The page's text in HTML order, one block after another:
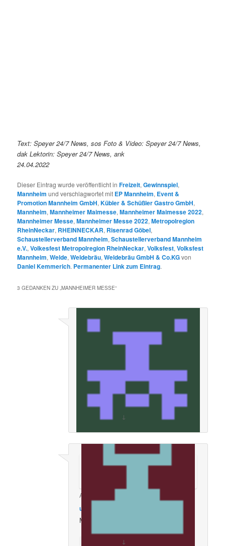
Text: Speyer 24/7 News, sos Foto & Video: Speyer 24/7 News,
dak Lektorin: Speyer 24/7 News, ank
24.04.2022
Dieser Eintrag wurde veröffentlicht inFreizeit,Gewinnspiel,
Mannheim und verschlagwortet mit EP Mannheim, Event &
Promotion Mannheim GmbH,Kübler & Schüßler Gastro GmbH,
Mannheim,Mannheimer Maimesse,Mannheimer Maimesse 2022,
Mannheimer Messe,Mannheimer Messe 2022,Metropolregion
RheinNeckar, RHEINNECKAR, Risenrad Göbel,
Schaustellerverband Mannheim,Schaustellerverband Mannheim
e.V.,Volkesfest Metropolregion RheinNeckar,Volksfest,Volksfest
Mannheim,Welde,Weldebräu,Weldebräu GmbH & Co.KGvon
Daniel Kemmerich. Permanenter Link zum Eintrag.
3 GEDANKEN ZU „MANNHEIMER MESSE“
2022 um 8:46 am
Maimess
Gesunde Grüße Frau Bühler Gast
↓
Alexander Eisert
um 8:52 am
Maimesse
↓